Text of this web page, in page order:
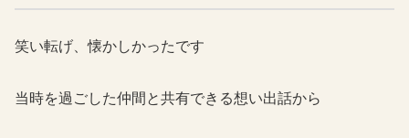
笑い転げ、懐かしかったです
当時を過ごした仲間と共有できる想い出話から